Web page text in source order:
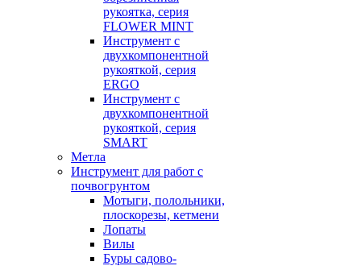
рукоятка, серия
FLOWER MINT
Инструмент с
двухкомпонентной
рукояткой, серия
ERGO
Инструмент с
двухкомпонентной
рукояткой, серия
SMART
Метла
Инструмент для работ с
почвогрунтом
Мотыги, полольники,
плоскорезы, кетмени
Лопаты
Вилы
Буры садово-